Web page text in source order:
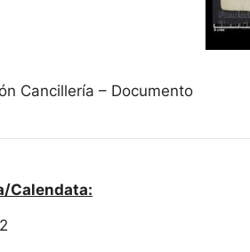
Cancillería – Documento
Calendata: